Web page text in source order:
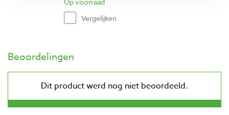
Vergelijken
Beoordelingen